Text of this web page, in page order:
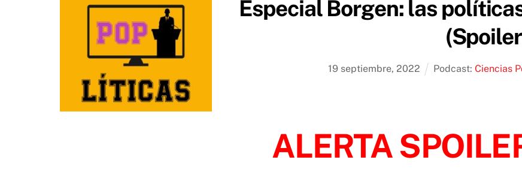
Especial Borgen: las
19 septiembre, 2022 Podcast:Ciencias
ALERTA